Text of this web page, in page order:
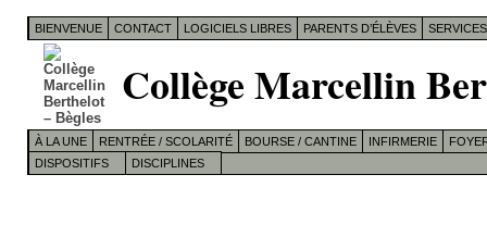
BIENVENUE CONTACT LOGICIELS LIBRES PARENTS D’ÉLÈVES
Collège Marcellin
À LA UNE RENTRÉE / SCOLARITÉ BOURSE / CANTINE INFIRMERIE
DISPOSITIFS
DISCIPLINES